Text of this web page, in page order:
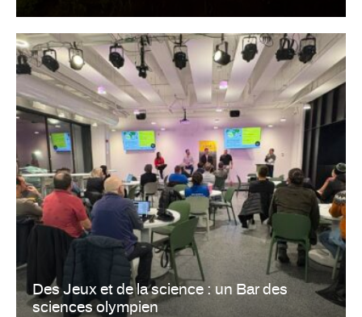
Des Jeux et de la science : un Bar des
sciences olympien